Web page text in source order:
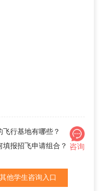
行基地有哪些？
报招飞申请组合？ 咨询
其他学生咨询入口